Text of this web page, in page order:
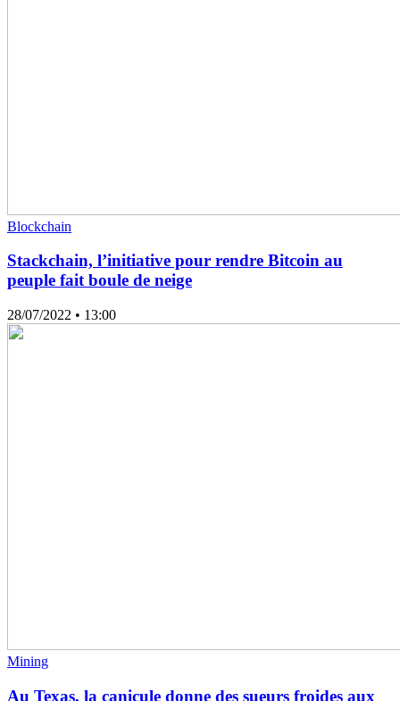
Blockchain
Stackchain, l’initiative pour rendre Bitcoin au
peuple fait boule de neige
28/07/2022 • 13:00
Mining
Au Texas, la canicule donne des sueurs froides aux